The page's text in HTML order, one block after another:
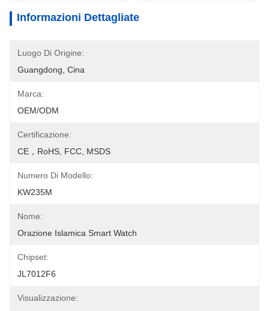
Informazioni Dettagliate
Luogo Di Origine:
Guangdong, Cina
Marca:
OEM/ODM
Certificazione:
CE，RoHS, FCC, MSDS
Numero Di Modello:
KW235M
Nome:
Orazione Islamica Smart Watch
Chipset:
JL7012F6
Visualizzazione: